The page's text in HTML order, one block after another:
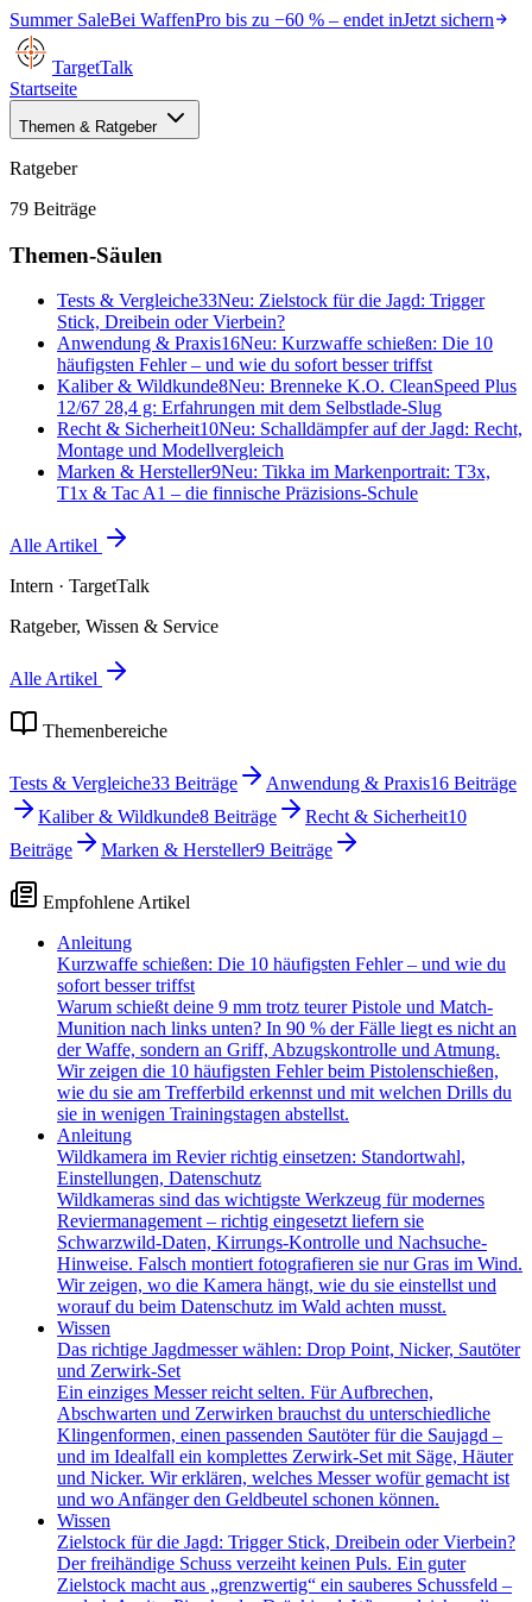
Summer SaleBei WaffenPro bis zu −60 % – endet inJetzt sichern
TargetTalk
Startseite
Themen & Ratgeber
Ratgeber
79 Beiträge
Themen-Säulen
Tests & Vergleiche33Neu: Zielstock für die Jagd: Trigger
Stick, Dreibein oder Vierbein?
Anwendung & Praxis16Neu: Kurzwaffe schießen: Die 10
häufigsten Fehler – und wie du sofort besser triffst
Kaliber & Wildkunde8Neu: Brenneke K.O. CleanSpeed Plus
12/67 28,4 g: Erfahrungen mit dem Selbstlade-Slug
Recht & Sicherheit10Neu: Schalldämpfer auf der Jagd: Recht,
Montage und Modellvergleich
Marken & Hersteller9Neu: Tikka im Markenportrait: T3x,
T1x & Tac A1 – die finnische Präzisions-Schule
Alle Artikel
Intern · TargetTalk
Ratgeber, Wissen & Service
Alle Artikel
Themenbereiche
Tests & Vergleiche33 Beiträge Anwendung & Praxis16 Beiträge
Kaliber & Wildkunde8 Beiträge Recht & Sicherheit10
Beiträge
Marken & Hersteller9 Beiträge
Empfohlene Artikel
Anleitung
Kurzwaffe schießen: Die 10 häufigsten Fehler – und wie du
sofort besser triffst
Warum schießt deine 9 mm trotz teurer Pistole und Match-
Munition nach links unten? In 90 % der Fälle liegt es nicht an
der Waffe, sondern an Griff, Abzugskontrolle und Atmung.
Wir zeigen die 10 häufigsten Fehler beim Pistolenschießen,
wie du sie am Trefferbild erkennst und mit welchen Drills du
sie in wenigen Trainingstagen abstellst.
Anleitung
Wildkamera im Revier richtig einsetzen: Standortwahl,
Einstellungen, Datenschutz
Wildkameras sind das wichtigste Werkzeug für modernes
Reviermanagement – richtig eingesetzt liefern sie
Schwarzwild-Daten, Kirrungs-Kontrolle und Nachsuche-
Hinweise. Falsch montiert fotografieren sie nur Gras im Wind.
Wir zeigen, wo die Kamera hängt, wie du sie einstellst und
worauf du beim Datenschutz im Wald achten musst.
Wissen
Das richtige Jagdmesser wählen: Drop Point, Nicker, Sautöter
und Zerwirk-Set
Ein einziges Messer reicht selten. Für Aufbrechen,
Abschwarten und Zerwirken brauchst du unterschiedliche
Klingenformen, einen passenden Sautöter für die Saujagd –
und im Idealfall ein komplettes Zerwirk-Set mit Säge, Häuter
und Nicker. Wir erklären, welches Messer wofür gemacht ist
und wo Anfänger den Geldbeutel schonen können.
Wissen
Zielstock für die Jagd: Trigger Stick, Dreibein oder Vierbein?
Der freihändige Schuss verzeiht keinen Puls. Ein guter
Zielstock macht aus „grenzwertig“ ein sauberes Schussfeld –